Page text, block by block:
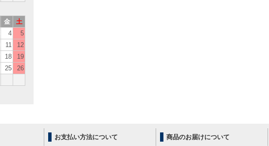
金
土
4
5
11
12
18
19
25
26
お支払い方法について 商品のお届けについて